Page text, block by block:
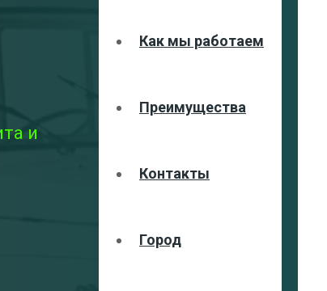
Как мы работаем
Преимущества
Контакты
Город
и